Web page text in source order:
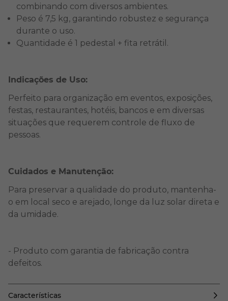
combinando com diversos ambientes.
Peso é 7,5 kg, garantindo robustez e segurança
durante o uso.
Quantidade é 1 pedestal + fita retrátil.
Indicações de Uso:
Perfeito para organização em eventos, exposições,
festas, restaurantes, hotéis, bancos e em diversas
situações que requerem controle de fluxo de
pessoas.
Cuidados e Manutenção:
Para preservar a qualidade do produto, mantenha-
o em local seco e arejado, longe da luz solar direta e
da umidade.
- Produto com garantia de fabricação contra
defeitos.
Características